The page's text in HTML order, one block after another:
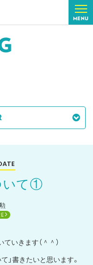
MENU
いて①
いきます（＾＾）
」書きたいと思います。